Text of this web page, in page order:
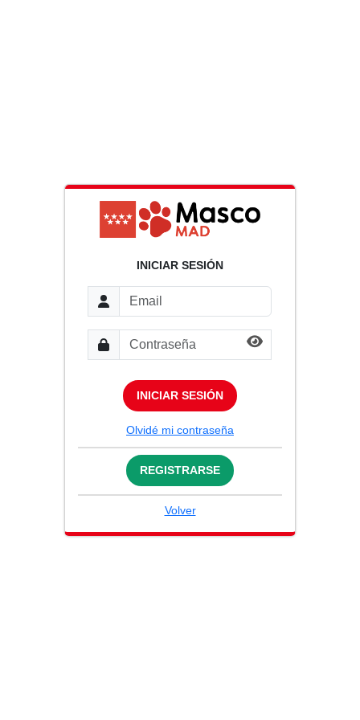
INICIAR SESIÓN
INICIAR SESIÓN
Olvidé mi contraseña
REGISTRARSE
Volver